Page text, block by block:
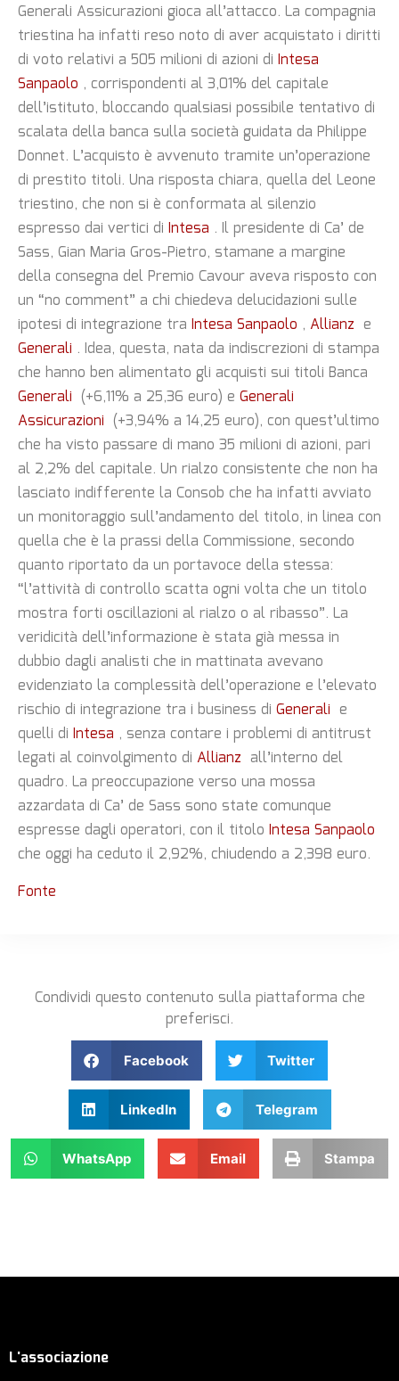
Generali Assicurazioni gioca all’attacco. La compagnia
triestina ha infatti reso noto di aver acquistato i diritti
di voto relativi a 505 milioni di azioni di Intesa
Sanpaolo , corrispondenti al 3,01% del capitale
dell’istituto, bloccando qualsiasi possibile tentativo di
scalata della banca sulla società guidata da Philippe
Donnet. L’acquisto è avvenuto tramite un’operazione
di prestito titoli. Una risposta chiara, quella del Leone
triestino, che non si è conformata al silenzio
espresso dai vertici di Intesa . Il presidente di Ca’ de
Sass, Gian Maria Gros-Pietro, stamane a margine
della consegna del Premio Cavour aveva risposto con
un “no comment” a chi chiedeva delucidazioni sulle
ipotesi di integrazione tra Intesa Sanpaolo , Allianz e
Generali . Idea, questa, nata da indiscrezioni di stampa
che hanno ben alimentato gli acquisti sui titoli Banca
Generali (+6,11% a 25,36 euro) e Generali
Assicurazioni (+3,94% a 14,25 euro), con quest’ultimo
che ha visto passare di mano 35 milioni di azioni, pari
al 2,2% del capitale. Un rialzo consistente che non ha
lasciato indifferente la Consob che ha infatti avviato
un monitoraggio sull’andamento del titolo, in linea con
quella che è la prassi della Commissione, secondo
quanto riportato da un portavoce della stessa:
“l’attività di controllo scatta ogni volta che un titolo
mostra forti oscillazioni al rialzo o al ribasso”. La
veridicità dell’informazione è stata già messa in
dubbio dagli analisti che in mattinata avevano
evidenziato la complessità dell’operazione e l’elevato
rischio di integrazione tra i business di Generali e
quelli di Intesa , senza contare i problemi di antitrust
legati al coinvolgimento di Allianz all’interno del
quadro. La preoccupazione verso una mossa
azzardata di Ca’ de Sass sono state comunque
espresse dagli operatori, con il titolo Intesa Sanpaolo
che oggi ha ceduto il 2,92%, chiudendo a 2,398 euro.
Fonte
Condividi questo contenuto sulla piattaforma che
preferisci.
Facebook Twitter
LinkedIn Telegram
WhatsApp Email Stampa
L'associazione